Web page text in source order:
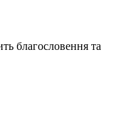
благословення та